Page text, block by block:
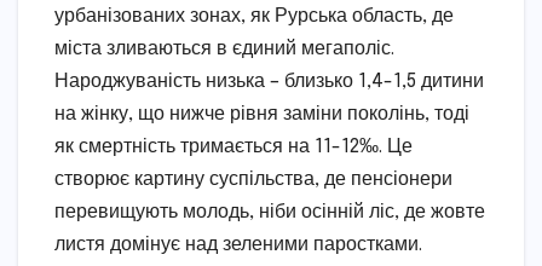
урбанізованих зонах, як Рурська область, де
міста зливаються в єдиний мегаполіс.
Народжуваність низька – близько 1,4-1,5 дитини
на жінку, що нижче рівня заміни поколінь, тоді
як смертність тримається на 11-12‰. Це
створює картину суспільства, де пенсіонери
перевищують молодь, ніби осінній ліс, де жовте
листя домінує над зеленими паростками.